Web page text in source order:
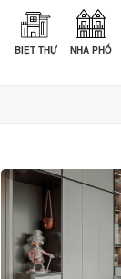
BIỆT THỰ NHÀ PHỐ